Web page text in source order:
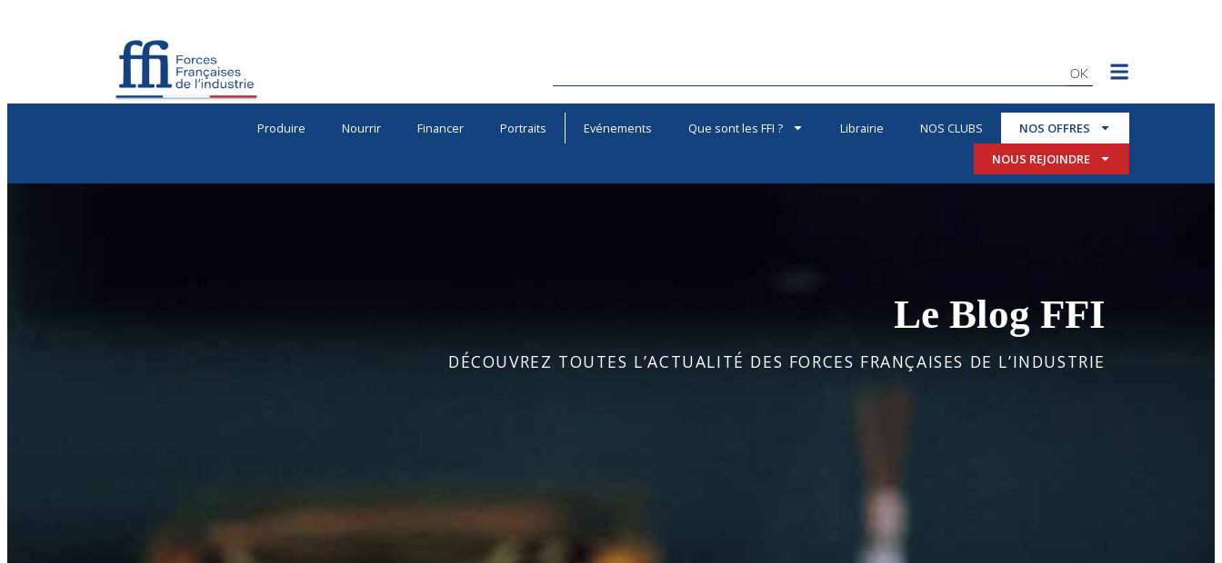
OK
Produire Nourrir Financer Portraits Evénements Que sont les FFI ? Librairie NOS CLUBS
NOS OFFRES
NOUS REJOINDRE
Le Blog FFI
DÉCOUVREZ TOUTES L’ACTUALITÉ DES FORCES FRANÇAISES DE L’INDUSTRIE